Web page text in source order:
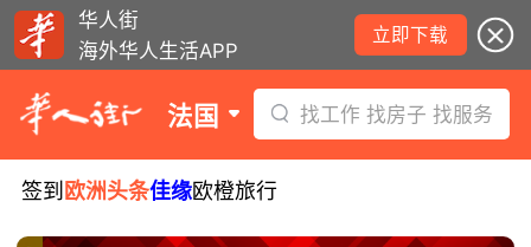
华人街
海外华人生活APP
立即下载
法国 找工作 找房子 找服务
签到 欧洲头条佳缘欧橙旅行